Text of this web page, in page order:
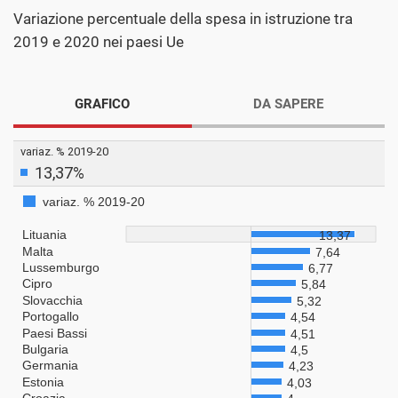
Variazione percentuale della spesa in istruzione tra
2019 e 2020 nei paesi Ue
GRAFICO DA SAPERE